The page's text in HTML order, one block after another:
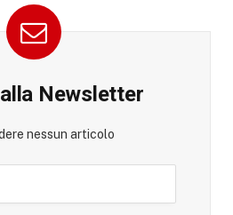
Newsletter
nessun articolo